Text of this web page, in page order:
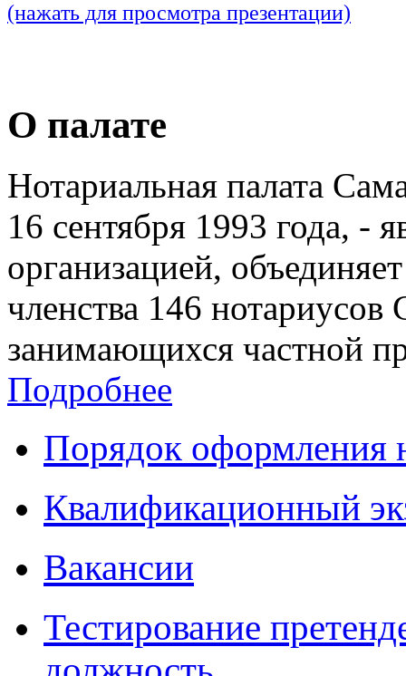
(нажать для просмотра презентации)
О палате
Нотариальная палата
16 сентября 1993 года, -
организацией,
членства 146 нотариусов
занимающихся частной
Подробнее
Порядок оформления
Квалификационный
Вакансии
Тестирование